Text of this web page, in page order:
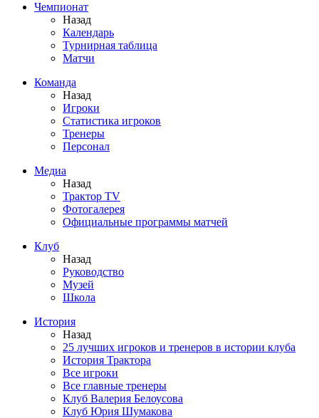
Чемпионат
Назад
Календарь
Турнирная таблица
Матчи
Команда
Назад
Игроки
Статистика игроков
Тренеры
Персонал
Медиа
Назад
Трактор TV
Фотогалерея
Официальные программы матчей
Клуб
Назад
Руководство
Музей
Школа
История
Назад
25 лучших игроков и тренеров в истории клуба
История Трактора
Все игроки
Все главные тренеры
Клуб Валерия Белоусова
Клуб Юрия Шумакова